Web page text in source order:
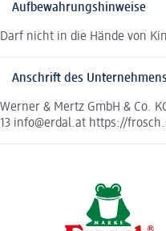
Aufbewahrungshinweise
Darf nicht in die Hände von
Anschrift des Unternehmens
Werner & Mertz GmbH & Co.
13 info@erdal.at https://